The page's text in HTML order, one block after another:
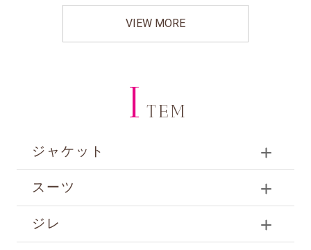
VIEW MORE
I TEM
ジャケット
スーツ
ジレ